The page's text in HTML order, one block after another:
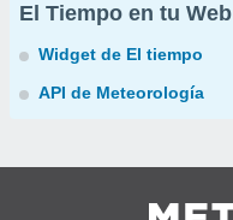
El Tiempo en tu Web
Widget de El tiempo
API de Meteorología